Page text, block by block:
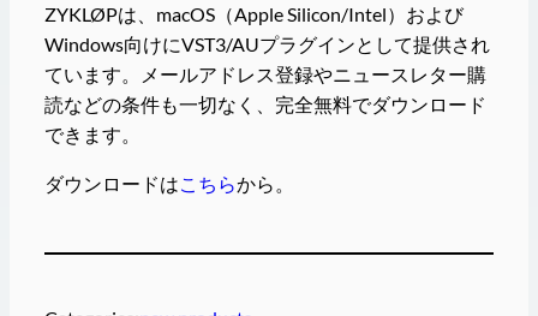
ZYKLØPは、macOS（Apple Silicon/Intel）および
Windows向けにVST3/AUプラグインとして提供され
ています。メールアドレス登録やニュースレター購
読などの条件も一切なく、完全無料でダウンロード
できます。
ダウンロードはこちらから。